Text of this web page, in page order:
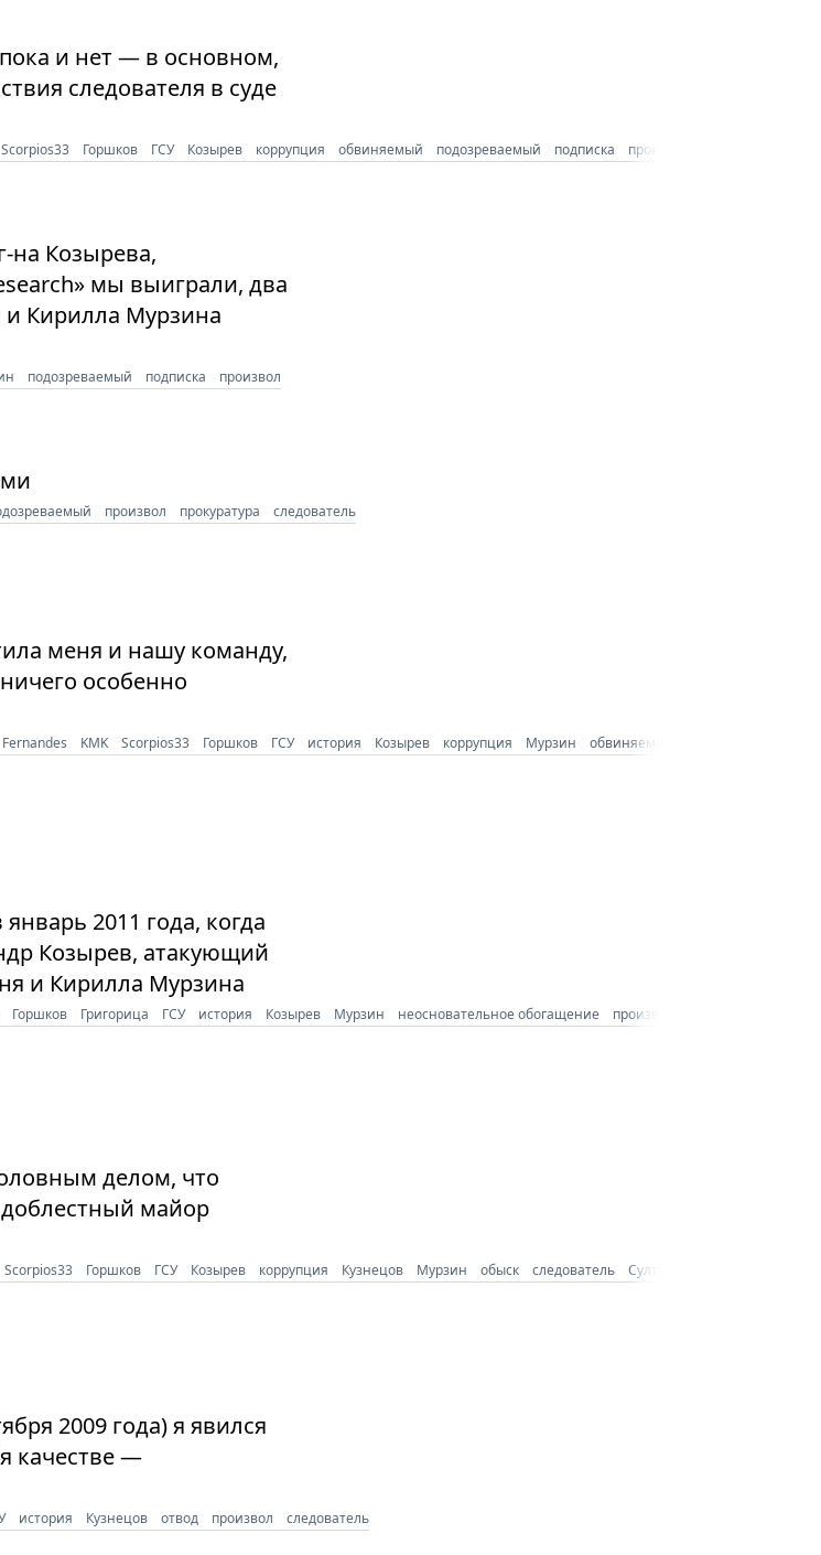
и нет — в основном,
следователя в суде
Scorpios33 Горшков ГСУ Козырев коррупция обвиняемый подозреваемый подписка прокуратура
на Козырева,
мы выиграли, два
Кирилла Мурзина
подозреваемый подписка произвол
произвол прокуратура следователь
меня и нашу команду,
особенно
Fernandes KMK Scorpios33 Горшков ГСУ история Козырев коррупция Мурзин обвиняемый
2011 года, когда
Козырев, атакующий
и Кирилла Мурзина
Горшков Григорица ГСУ история Козырев Мурзин неосновательное обогащение произвол
делом, что
доблестный майор
Scorpios33 Горшков ГСУ Козырев коррупция Кузнецов Мурзин обыск следователь Султанова
2009 года) я явился
качестве —
история Кузнецов отвод произвол следователь